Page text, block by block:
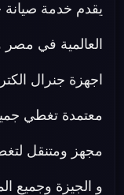
يقدم خدمة
العالمية في مصر
اجهزة جنرال
معتمدة تغطي
مجهز ومتنقل
و الجيزة وجميع